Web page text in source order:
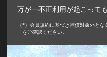
万が一不正利用が起こって
（*）会員規約に基づき補償対象外と
をご確認ください。